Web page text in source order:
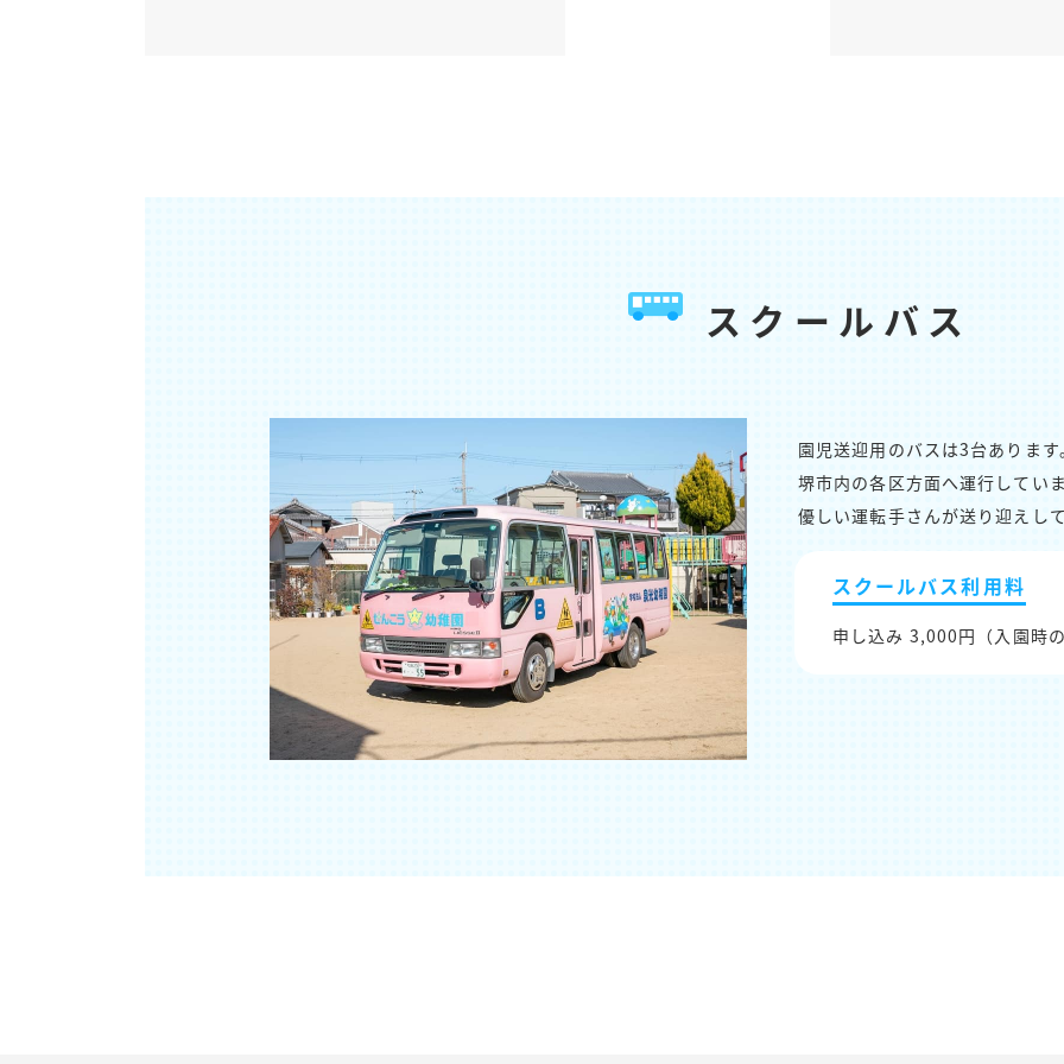
スクールバス
園児送迎用のバスは3台あります。
堺市内の各区方面へ運行していま
優しい運転手さんが送り迎えして
スクールバス利用料
申し込み 3,000円（入園時